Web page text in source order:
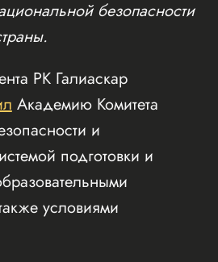
безопасности
РК Галиаскар
Академию Комитета
и
подготовки и
условиями